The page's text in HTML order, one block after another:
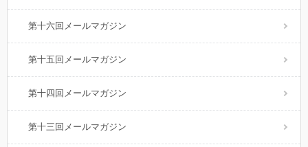
第十六回メールマガジン
第十五回メールマガジン
第十四回メールマガジン
第十三回メールマガジン